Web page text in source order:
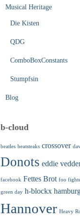
Musical Heritage
Die Kisten
QDG
ComboBoxConstants
Stumpfsin
Blog
b-cloud
beatles beatsteaks crossover
Donots eddie
facebook Fettes Brot foo
green day h-blockx
Hannover Heavy